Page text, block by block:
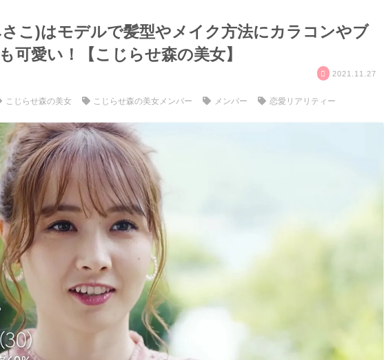
こ)はモデルで髪型やメイク方法にカラコンやブ
可愛い！【こじらせ森の美女】
2021.11.27
こじらせ森の美女 こじらせ森の美女メンバー メンバー 恋愛リアリティー